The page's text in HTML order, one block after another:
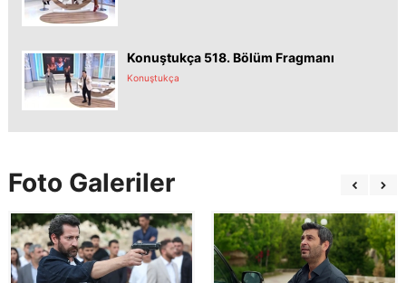
Konuştukça 518. Bölüm Fragmanı
Konuştukça
Foto Galeriler